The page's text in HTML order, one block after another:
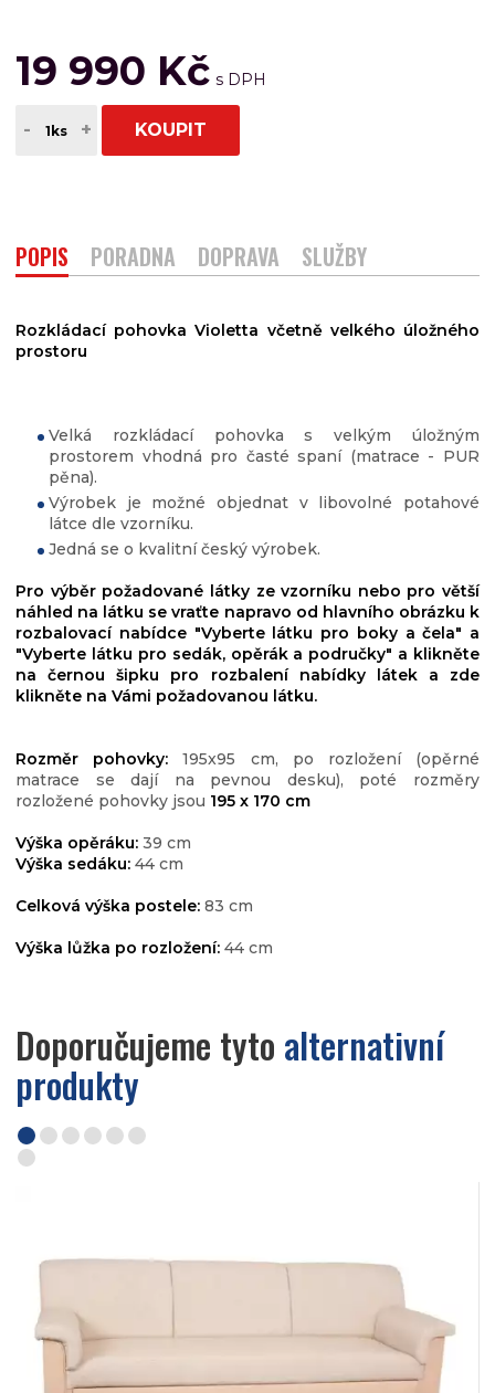
19 990 Kč
- + KOUPIT
POPIS PORADNA DOPRAVA SLUŽBY
Rozkládací pohovka Violetta včetně velkého úložného
prostoru
Velká rozkládací pohovka s velkým úložným
prostorem vhodná pro časté spaní (matrace - PUR
pěna).
Výrobek je možné objednat v libovolné potahové
látce dle vzorníku.
Jedná se o kvalitní český výrobek.
Pro výběr požadované látky ze vzorníku nebo pro větší
náhled na látku se vraťte napravo od hlavního obrázku k
rozbalovací nabídce "Vyberte látku pro boky a čela" a
"Vyberte látku pro sedák, opěrák a područky" a klikněte
na černou šipku pro rozbalení nabídky látek a zde
klikněte na Vámi požadovanou látku.
Rozměr pohovky:195x95 cm, po rozložení (opěrné
matrace se dají na pevnou desku), poté rozměry
rozložené pohovky jsou 195 x 170 cm
Výška opěráku: 39 cm
Výška sedáku: 44 cm
Celková výška postele: 83 cm
Výška lůžka po rozložení: 44 cm
Doporučujeme tyto alternativní
produkty